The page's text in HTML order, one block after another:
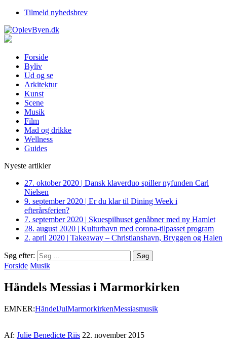
Tilmeld nyhedsbrev
Forside
Byliv
Ud og se
Arkitektur
Kunst
Scene
Musik
Film
Mad og drikke
Wellness
Guides
Nyeste artikler
27. oktober 2020 | Dansk klaverduo spiller nyfunden Carl
Nielsen
9. september 2020 | Er du klar til Dining Week i
efterårsferien?
7. september 2020 | Skuespilhuset genåbner med ny Hamlet
28. august 2020 | Kulturhavn med corona-tilpasset program
2. april 2020 | Takeaway – Christianshavn, Bryggen og Halen
Søg efter:
Forside Musik
Händels Messias i Marmorkirken
EMNER:HändelJulMarmorkirkenMessiasmusik
Af: Julie Benedicte Riis 22. november 2015